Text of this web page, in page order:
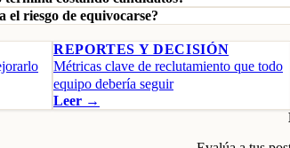
riesgo de equivocarse?
REPORTES Y DECISIÓN
Métricas clave de reclutamiento que todo
equipo debería seguir
Leer →